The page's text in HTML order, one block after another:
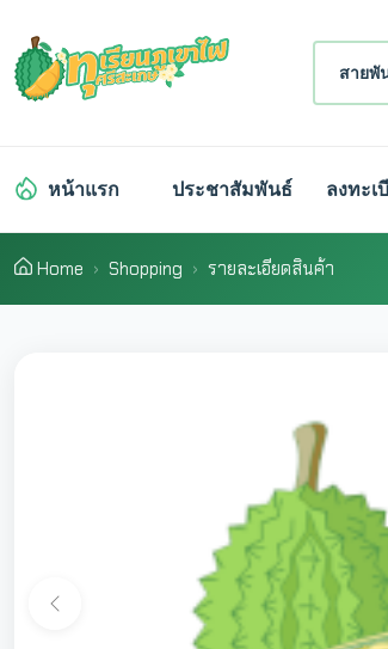
สายพั
หน้าแรก ประชาสัมพันธ์ ลงทะเ
Home Shopping รายละเอียดสินค้า
Previous